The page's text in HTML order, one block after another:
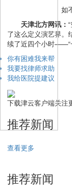
如
天津北方网讯：
了这么定义演艺界。
续了近四个小时——“
你有困难我来帮
我要找律师求助
我给医院提建议
下载津云客户端关注
推荐新闻
查看更多
推荐新闻